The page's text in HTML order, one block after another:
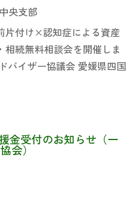
央支部
片付け×認知症による資産
続無料相談会を開催しま
バイザー協議会 愛媛県四国
金受付のお知らせ（一
会）